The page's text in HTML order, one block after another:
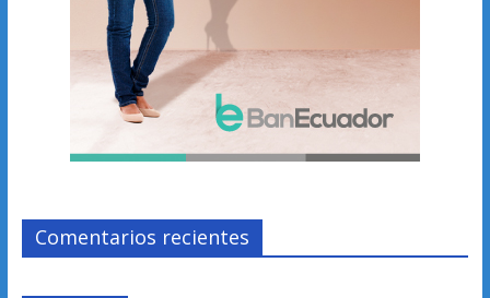
Comentarios recientes